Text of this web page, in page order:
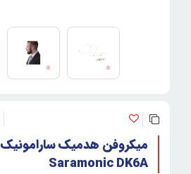
میکروفن هدمیک سارامونیک
Saramonic DK6A